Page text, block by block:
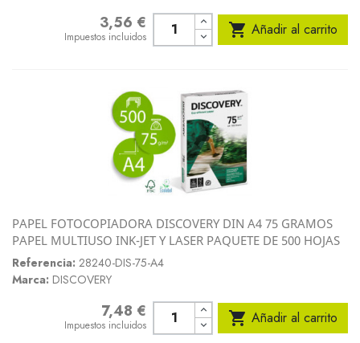
3,56 €
Impuestos incluidos  Añadir al carrito
PAPEL FOTOCOPIADORA DISCOVERY DIN A4 75 GRAMOS
PAPEL MULTIUSO INK-JET Y LASER PAQUETE DE 500 HOJAS
Referencia: 28240-DIS-75-A4
Marca: DISCOVERY
7,48 €
Impuestos incluidos  Añadir al carrito